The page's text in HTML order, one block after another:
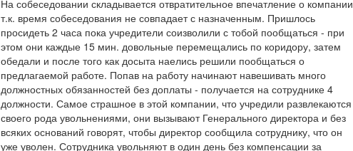
На собеседовании складывается отвратительное впечатление о компании
т.к. время собеседования не совпадает с назначенным. Пришлось
просидеть 2 часа пока учредители соизволили с тобой пообщаться - при
этом они каждые 15 мин. довольные перемещались по коридору, затем
обедали и после того как досыта наелись решили пообщаться о
предлагаемой работе. Попав на работу начинают навешивать много
должностных обязанностей без доплаты - получается на сотруднике 4
должности. Самое страшное в этой компании, что учредили развлекаются
своего рода увольнениями, они вызывают Генерального директора и без
всяких оснований говорят, чтобы директор сообщила сотруднику, что он
уже уволен. Сотрудника увольняют в один день без компенсации за